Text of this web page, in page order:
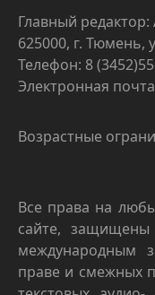
Главный
625000, г. Тюмень,
Телефон: 8
Электронная
Возрастные
Все права на
сайте, защищены
международным
праве и смежных